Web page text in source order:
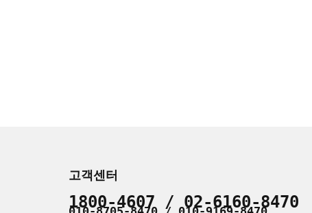
고객센터
1800-4607 / 02-6160-8470